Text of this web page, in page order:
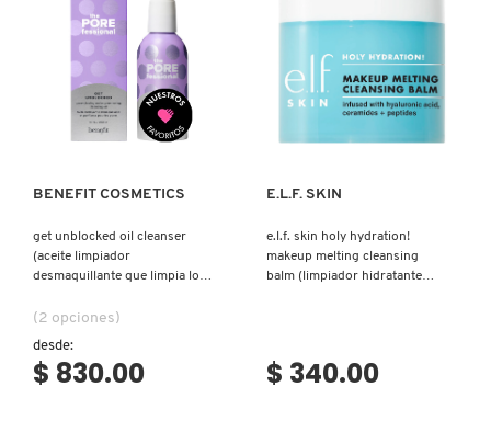
ICONIC LONDON
JEAN PAUL GAULTIER
Ver más
BENEFIT COSMETICS
get unblocked oil cleanser
(aceite limpiador
desmaquillante que limpia los
(2 opciones)
desde:
$ 830.00
Ver más
E.L.F. SKIN
e.l.f. skin holy hydration!
makeup melting cleansing
balm (limpiador hidratante
$ 340.00